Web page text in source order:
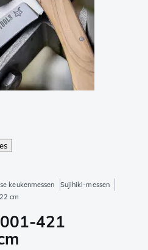
keukenmessen
Sujihiki-messen
cm
421